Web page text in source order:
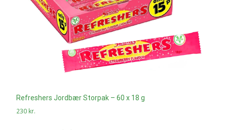
Refreshers Jordbær Storpak – 60 x 18 g
230 kr.